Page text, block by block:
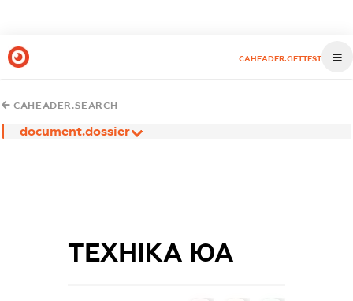
CAHEADER.GETTEST
CAHEADER.SEARCH
document.dossier
ТЕХНІКА ЮА